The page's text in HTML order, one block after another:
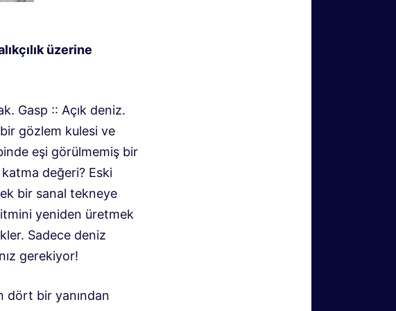
üzerine
Gasp :: Açık deniz.
gözlem kulesi ve
eşi görülmemiş bir
değeri? Eski
bir sanal tekneye
yeniden üretmek
Sadece deniz
gerekiyor!
dört bir yanından